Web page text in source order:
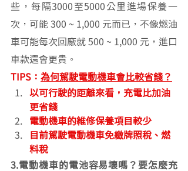
些，每隔3000至5000公里進場保養一
次，可能 300 ~ 1,000 元而已，不像燃油
車可能每次回廠就 500 ~ 1,000 元，進口
車款還會更貴。
TIPS： 為何駕駛電動機車會比較省錢？
以可行駛的距離來看，充電比加油
更省錢
電動機車的維修保養項目較少
目前駕駛電動機車免繳牌照稅、燃
料稅
3.電動機車的電池容易壞嗎？要怎麼充